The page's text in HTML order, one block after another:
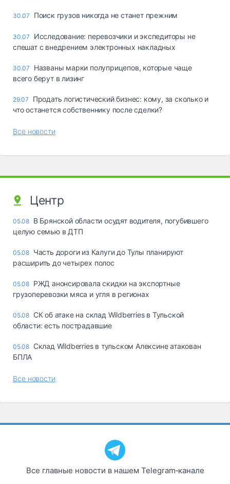
30.07 Поиск грузов никогда не станет прежним
30.07
Исследование: перевозчики и экспедиторы не
спешат с внедрением электронных накладных
30.07
Названы марки полуприцепов, которые чаще
всего берут в лизинг
29.07
Продать логистический бизнес: кому, за сколько и
что останется собственнику после сделки?
Все новости
Центр
05.08 В Брянской области осудят водителя, погубившего
целую семью в ДТП
05.08 Часть дороги из Калуги до Тулы планируют
расширить до четырех полос
05.08 РЖД анонсировала скидки на экспортные
грузоперевозки мяса и угля в регионах
05.08 СК об атаке на склад Wildberries в Тульской
области: есть пострадавшие
05.08 Склад Wildberries в тульском Алексине атакован
БПЛА
Все новости
Все главные новости в нашем Telegram‑канале